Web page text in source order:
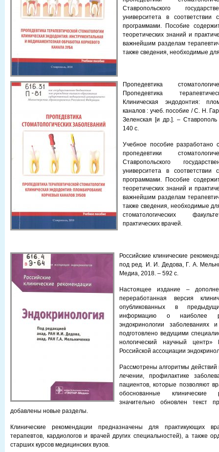
Ставропольского
университета в
программами. Пособие
теоретических знаний и
важнейшим разделам
также сведения, необходимые
Пропедевтика
Пропедевтика
Клиническая эндодонтия:
каналов : учеб. пособие / С. Н.
Зеленская [и др.]. –
140 с.
Учебное пособие разработано
пропедевтики
Ставропольского
университета в
программами. Пособие
теоретических знаний и
важнейшим разделам
также сведения, необходимые
стоматологических
практических врачей.
Российские клинические
под ред. И. И. Дедова, Г. А.
Медиа, 2018. – 592 с.
Настоящее издание –
переработанная версия
опубликованных в
информацию о наиболее
эндокринологии заболеваниях
подготовлено ведущими
нологический научный
Российской ассоциации
Рассмотрены алгоритмы действий
лечении, профилактике
пациентов, которые позволяют
обоснованные клинические
значительно обновлен текст
добавлены новые разделы.
Клинические рекомендации предназначены для практикующих
терапевтов, кардиологов и врачей других специальностей), а также
старших курсов медицинских вузов.